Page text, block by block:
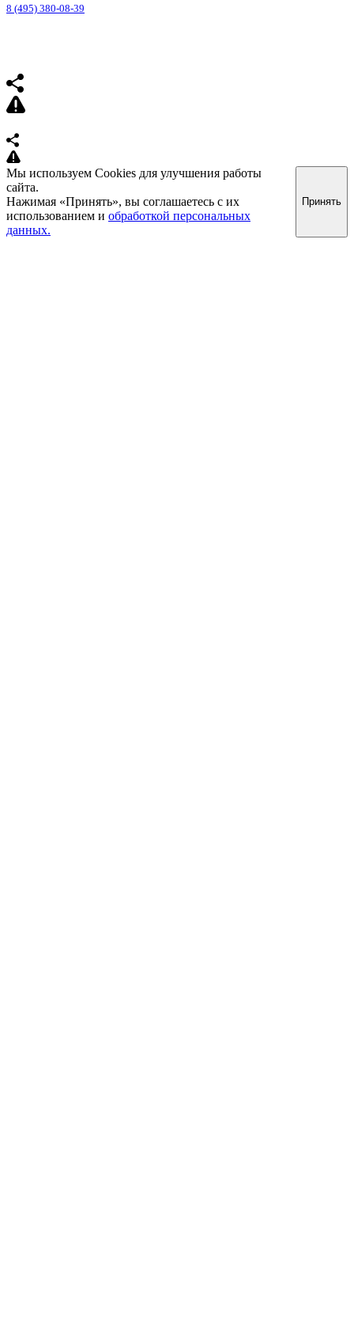
8 (495) 380-08-39
Мы используем Cookies для улучшения работы
сайта.
Нажимая «Принять», вы соглашаетесь с их
использованием и обработкой персональных
данных.
Принять